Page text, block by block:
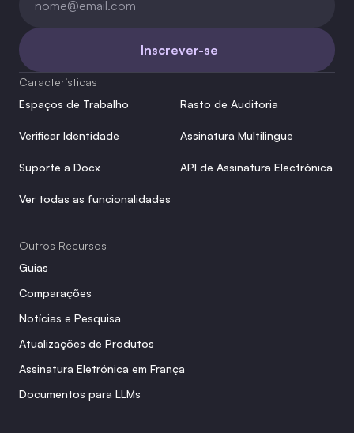
Inscrever-se
Características
Espaços de Trabalho
Rasto de Auditoria
Verificar Identidade Assinatura Multilingue
Suporte a Docx API de Assinatura Electrónica
Ver todas as funcionalidades
Outros Recursos
Guias
Comparações
Notícias e Pesquisa
Atualizações de Produtos
Assinatura Eletrónica em França
Documentos para LLMs